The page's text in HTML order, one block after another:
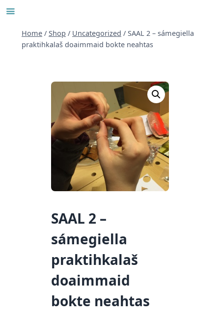
Skip
contentHome / Shop / Uncategorized / SAAL 2 – sámegiella
praktihkalaš doaimmaid bokte neahtas
SAAL 2 –
sámegiella
praktihkalaš
doaimmaid
bokte neahtas